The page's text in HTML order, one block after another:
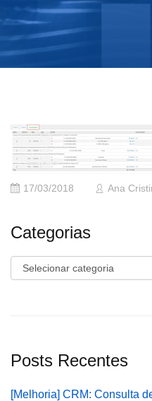
17/03/2018 Ana
Categorias
Categorias
Posts Recentes
[Melhoria] CRM: Consulta